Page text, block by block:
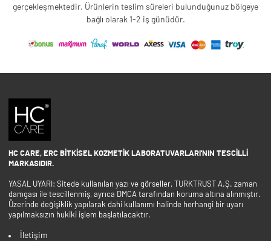
gerçekleşmektedir. Ürünlerin teslim süreleri bulunduğunuz bölgeye
bağlı olarak 1-2 iş günüdür.
HC CARE, ERC BITKISEL KOZMETIK LABORATUVARLARI'NIN TESCILLI
MARKASIDIR.
YASAL UYARI: Sitede kullanılan yazı ve görseller, TURKTRUST A.Ş. zaman
damgası ile tescillenmiş, ayrıca DMCA tarafından koruma altına alınmıştır.
Üzerinde değişiklik yapılarak dahi kullanımı halinde herhangi bir uyarı
yapılmaksızın hukiki işlem başlatılacaktır.
İletişim